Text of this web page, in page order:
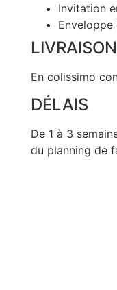
Invitation
Enveloppe
LIVRAISON
En colissimo
DÉLAIS
De 1 à 3
du planning de